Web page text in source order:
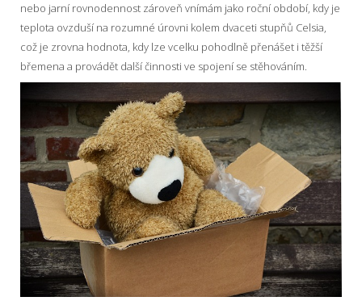
nebo jarní rovnodennost zároveň vnímám jako roční období, kdy je
teplota ovzduší na rozumné úrovni kolem dvaceti stupňů Celsia,
což je zrovna hodnota, kdy lze vcelku pohodlně přenášet i těžší
břemena a provádět další činnosti ve spojení se stěhováním.